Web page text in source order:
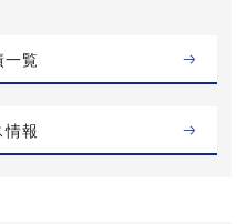
一覧
情報